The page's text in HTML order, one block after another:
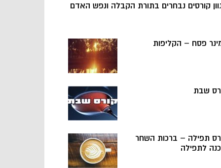
קורסים נבחרים בתורת הקבלה ונפש האדם
פסח – הקליפות
שבת
תפילה – ברכות השחר
לתפילה